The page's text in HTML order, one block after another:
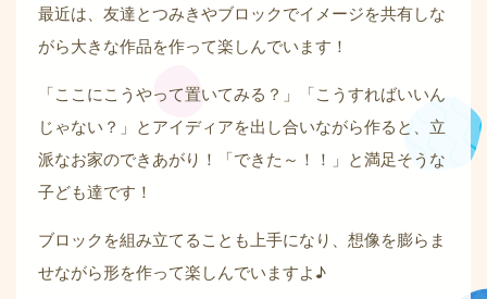
最近は、友達とつみきやブロックでイメージを共有しな
がら大きな作品を作って楽しんでいます！
「ここにこうやって置いてみる？」「こうすればいいん
じゃない？」とアイディアを出し合いながら作ると、立
派なお家のできあがり！「できた～！！」と満足そうな
子ども達です！
ブロックを組み立てることも上手になり、想像を膨らま
せながら形を作って楽しんでいますよ♪